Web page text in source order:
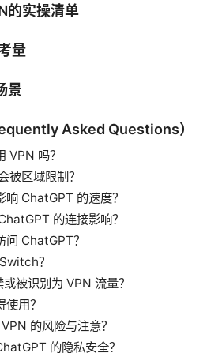
的实操清单
量
景
Asked Questions）
VPN 吗？
被区域限制？
ChatGPT 的速度？
的连接影响？
问 ChatGPT？
？
被识别为 VPN 流量？
用？
的风险与注意？
的隐私安全？